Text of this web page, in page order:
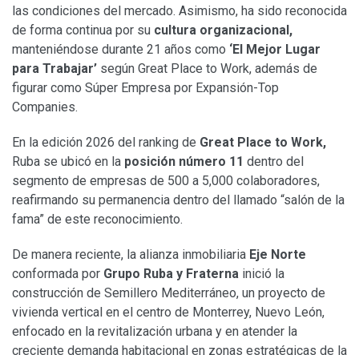
las condiciones del mercado. Asimismo, ha sido reconocida
de forma continua por su cultura organizacional,
manteniéndose durante 21 años como ‘El Mejor Lugar
para Trabajar’ según Great Place to Work, además de
figurar como Súper Empresa por Expansión-Top
Companies.
En la edición 2026 del ranking de Great Place to Work,
Ruba se ubicó en la posición número 11 dentro del
segmento de empresas de 500 a 5,000 colaboradores,
reafirmando su permanencia dentro del llamado “salón de la
fama” de este reconocimiento.
De manera reciente, la alianza inmobiliaria Eje Norte
conformada por Grupo Ruba y Fraterna inició la
construcción de Semillero Mediterráneo, un proyecto de
vivienda vertical en el centro de Monterrey, Nuevo León,
enfocado en la revitalización urbana y en atender la
creciente demanda habitacional en zonas estratégicas de la